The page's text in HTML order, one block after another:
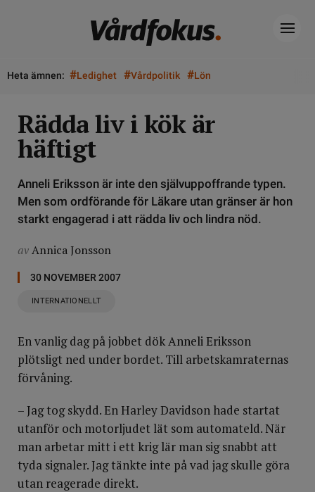
Heta ämnen: #Ledighet #Vårdpolitik #Lön
Rädda liv i kök är
häftigt
Anneli Eriksson är inte den självuppoffrande typen.
Men som ordförande för Läkare utan gränser är hon
starkt engagerad i att rädda liv och lindra nöd.
avAnnica Jonsson
30 NOVEMBER 2007
INTERNATIONELLT
En vanlig dag på jobbet dök Anneli Eriksson
plötsligt ned under bordet. Till arbetskamraternas
förvåning.
– Jag tog skydd. En Harley Davidson hade startat
utanför och motorljudet lät som automateld. När
man arbetar mitt i ett krig lär man sig snabbt att
tyda signaler. Jag tänkte inte på vad jag skulle göra
utan reagerade direkt.